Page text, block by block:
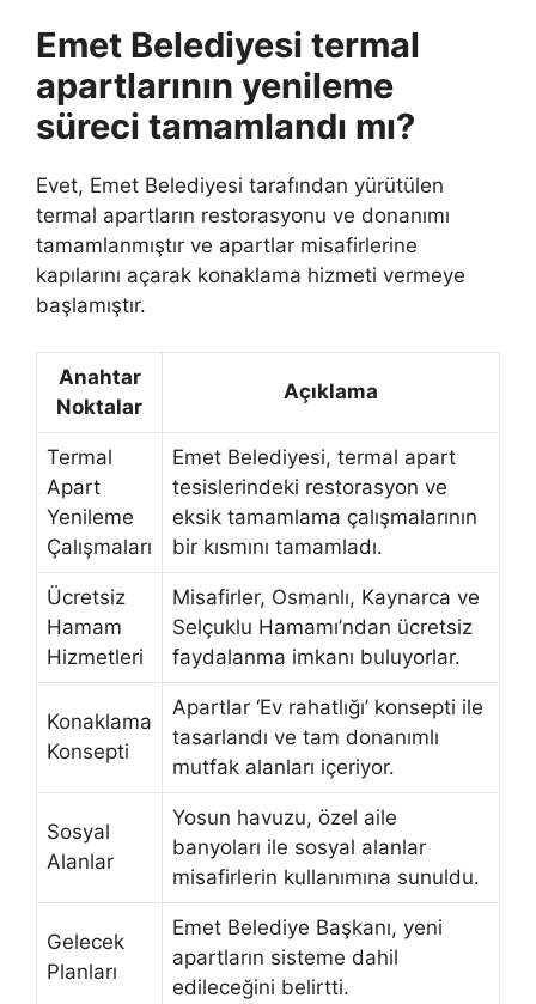
Emet Belediyesi termal
apartlarının yenileme
süreci tamamlandı mı?
Evet, Emet Belediyesi tarafından yürütülen
termal apartların restorasyonu ve donanımı
tamamlanmıştır ve apartlar misafirlerine
kapılarını açarak konaklama hizmeti vermeye
başlamıştır.
Anahtar
Noktalar
Açıklama
Termal
Apart
Yenileme
Çalışmaları
Emet Belediyesi, termal apart
tesislerindeki restorasyon ve
eksik tamamlama çalışmalarının
bir kısmını tamamladı.
Ücretsiz
Hamam
Hizmetleri
Misafirler, Osmanlı, Kaynarca ve
Selçuklu Hamamı’ndan ücretsiz
faydalanma imkanı buluyorlar.
Konaklama
Konsepti
Apartlar ‘Ev rahatlığı’ konsepti ile
tasarlandı ve tam donanımlı
mutfak alanları içeriyor.
Sosyal
Alanlar
Yosun havuzu, özel aile
banyoları ile sosyal alanlar
misafirlerin kullanımına sunuldu.
Gelecek
Planları
Emet Belediye Başkanı, yeni
apartların sisteme dahil
edileceğini belirtti.